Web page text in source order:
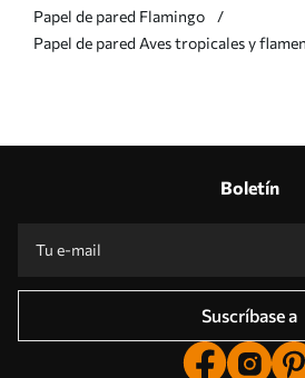
Papel de pared Flamingo
Papel de pared Aves tropicales y
Boletín
Suscríbase a